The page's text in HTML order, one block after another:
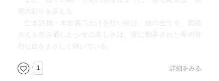
華の彩りを添える。
亡き許婚・木曾義高だけを想い続け、他の全てを、両親
さえも拒み通した少女の哀しさは、愛に翻弄された母の苛
烈な血をまさしく継いでいる。
1 詳細をみる